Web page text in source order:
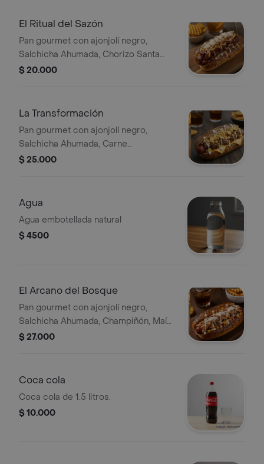
El Ritual del Sazón
Pan gourmet con ajonjolí negro,
Salchicha Ahumada, Chorizo Santa
rosano, Cebolla crispy, Papa Chip,
$ 20.000
La Transformación
Pan gourmet con ajonjolí negro,
Salchicha Ahumada, Carne
desmechada, Maíz, Papa Chip, Queso
$ 25.000
Agua
Agua embotellada natural
$ 4500
El Arcano del Bosque
Pan gourmet con ajonjolí negro,
Salchicha Ahumada, Champiñón, Maíz,
Tocineta, Queso Chedar Tajado, Salsa
$ 27.000
Coca cola
Coca cola de 1.5 litros.
$ 10.000